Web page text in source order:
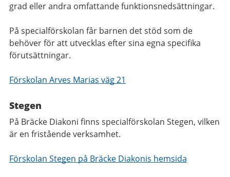
grad eller andra omfattande funktionsnedsättningar.
På specialförskolan får barnen det stöd som de
behöver för att utvecklas efter sina egna specifika
förutsättningar.
Förskolan Arves Marias väg 21
Stegen
På Bräcke Diakoni finns specialförskolan Stegen, vilken
är en fristående verksamhet.
Förskolan Stegen på Bräcke Diakonis hemsida